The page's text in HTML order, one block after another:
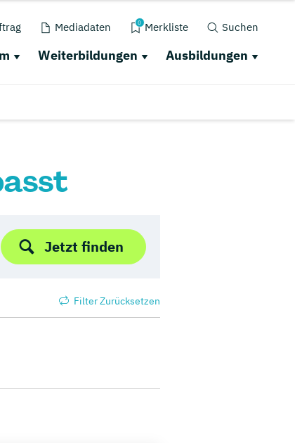
Mediadaten 0 Merkliste Suchen
Weiterbildungen Ausbildungen
Jetzt finden
Filter Zurücksetzen